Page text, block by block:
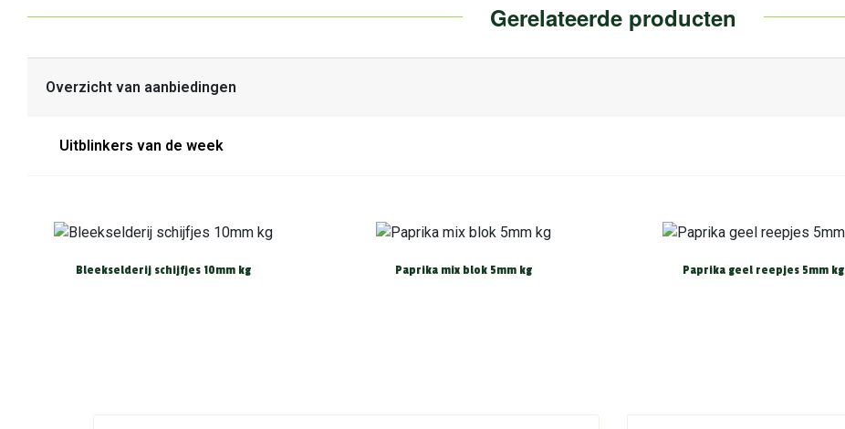
Gerelateerde producten
Overzicht van aanbiedingen
Uitblinkers van de week
Bleekselderij schijfjes 10mm kg Paprika mix blok 5mm kg Paprika geel reepjes 5mm kg